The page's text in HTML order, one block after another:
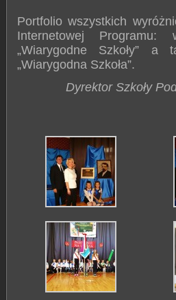
Portfolio wszystkich
Internetowej Programu:
„Wiarygodne Szkoły” a
„Wiarygodna Szkoła”.
Dyrektor Szkoły